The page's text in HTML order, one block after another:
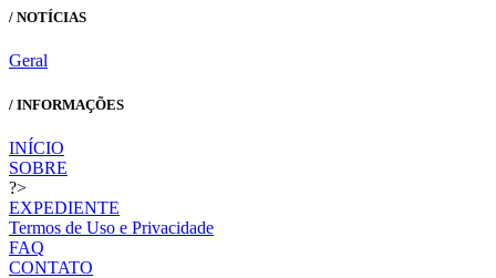
/ NOTÍCIAS
Geral
/ INFORMAÇÕES
INÍCIO
SOBRE
?>
EXPEDIENTE
Termos de Uso e Privacidade
FAQ
CONTATO